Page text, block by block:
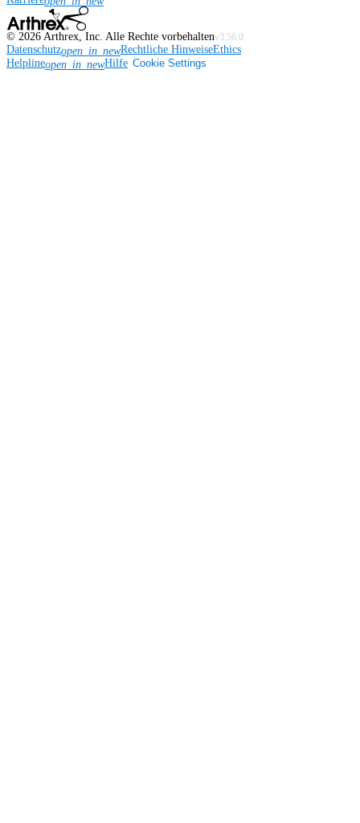
© 2026 Arthrex, Inc. Alle Rechte vorbehaltenv3.56.0
Datenschutzopen_in_newRechtliche HinweiseEthics
Helplineopen_in_newHilfe Cookie Settings